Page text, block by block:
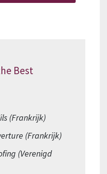
Best
(Frankrijk)
(Frankrijk)
(Verenigd